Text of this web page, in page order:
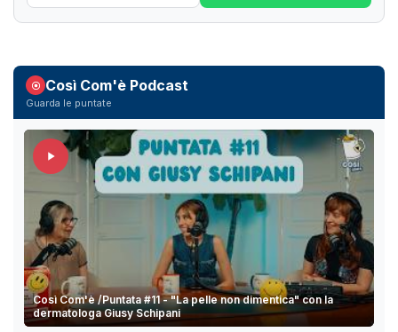
Così Com'è Podcast
Guarda le puntate
Così Com'è /Puntata #11 - "La pelle non dimentica" con la
dermatologa Giusy Schipani